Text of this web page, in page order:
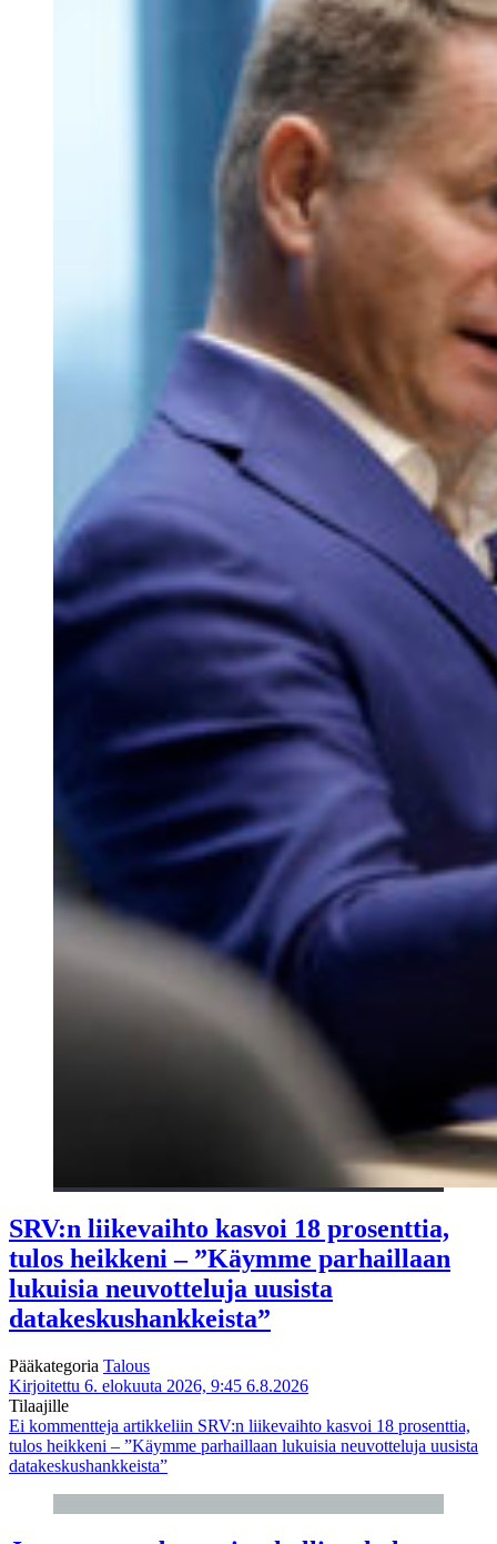
SRV:n liikevaihto kasvoi 18 prosenttia,
tulos heikkeni – ”Käymme parhaillaan
lukuisia neuvotteluja uusista
datakeskushankkeista”
Pääkategoria Talous
Kirjoitettu 6. elokuuta 2026, 9:45 6.8.2026
Tilaajille
Ei kommentteja artikkeliin SRV:n liikevaihto kasvoi 18 prosenttia,
tulos heikkeni – ”Käymme parhaillaan lukuisia neuvotteluja uusista
datakeskushankkeista”